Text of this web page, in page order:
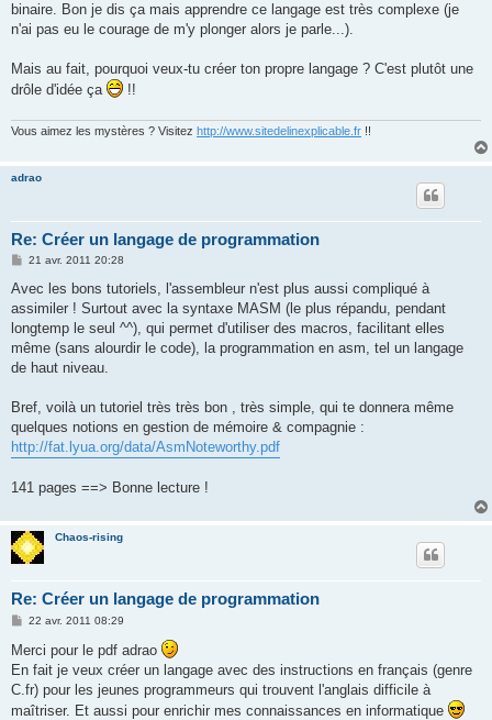
binaire. Bon je dis ça mais apprendre ce langage est très complexe (je
n'ai pas eu le courage de m'y plonger alors je parle...).
Mais au fait, pourquoi veux-tu créer ton propre langage ? C'est plutôt une
drôle d'idée ça
!!
Vous aimez les mystères ? Visitez http://www.sitedelinexplicable.fr !!
adrao
Re: Créer un langage de programmation
M
s
a
g
21 avr. 2011 20:28
Avec les bons tutoriels, l'assembleur n'est plus aussi compliqué à
assimiler ! Surtout avec la syntaxe MASM (le plus répandu, pendant
longtemp le seul ^^), qui permet d'utiliser des macros, facilitant elles
même (sans alourdir le code), la programmation en asm, tel un langage
de haut niveau.
Bref, voilà un tutoriel très très bon , très simple, qui te donnera même
quelques notions en gestion de mémoire & compagnie :
http://fat.lyua.org/data/AsmNoteworthy.pdf
141 pages ==> Bonne lecture !
Chaos-rising
Re: Créer un langage de programmation
M
s
s
a
g
e
22 avr. 2011 08:29
Merci pour le pdf adrao
En fait je veux créer un langage avec des instructions en français (genre
C.fr) pour les jeunes programmeurs qui trouvent l'anglais difficile à
maîtriser. Et aussi pour enrichir mes connaissances en informatique